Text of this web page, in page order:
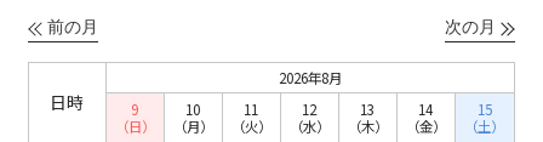
前の月 次の月
日時
2026年8月
9
（日）
10
（月）
11
（火）
12
（水）
13
（木）
14
（金）
15
（土）
スクール
2名掛け
スクール
3名掛け
シアター
形式